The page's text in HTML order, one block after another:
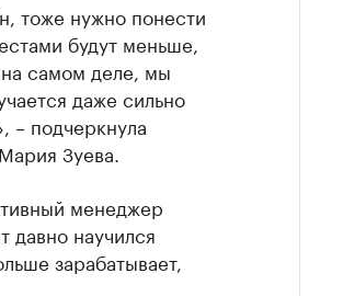
тоже нужно понести
будут меньше,
самом деле, мы
даже сильно
– подчеркнула
Зуева.
менеджер
давно научился
зарабатывает,